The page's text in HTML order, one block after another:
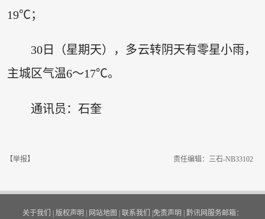
19℃；
30日（星期天），多云转阴天有零星小雨，
主城区气温6～17℃。
通讯员：石奎
【举报】 责任编辑：三石-NB33102
关于我们 | 版权声明 | 网站地图 | 联系我们 |免责声明 | 黔讯网服务邮箱：